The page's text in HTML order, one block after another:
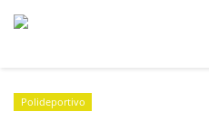
Polideportivo